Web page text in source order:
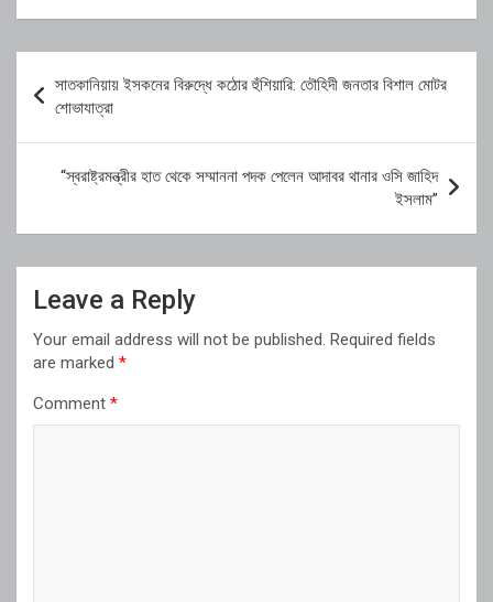
navigation
সাতকানিয়ায় ইসকনের বিরুদ্ধে কঠোর হুঁশিয়ারি: তৌহিদী জনতার বিশাল মোটর
শোভাযাত্রা
“স্বরাষ্ট্রমন্ত্রীর হাত থেকে সম্মাননা পদক পেলেন আদাবর থানার ওসি জাহিদ
ইসলাম”
Leave a Reply
Your email address will not be published. Required fields
are marked *
Comment *